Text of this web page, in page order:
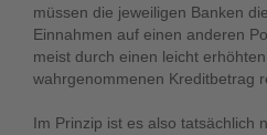
müssen die jeweiligen Banken
Einnahmen auf einen anderen
meist durch einen leicht
wahrgenommenen Kreditbetrag
Im Prinzip ist es also tatsächlich